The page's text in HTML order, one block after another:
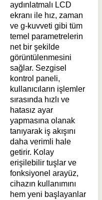
aydınlatmalı LCD
ekranı ile hız, zaman
ve g-kuvveti gibi tüm
temel parametrelerin
net bir şekilde
görüntülenmesini
sağlar. Sezgisel
kontrol paneli,
kullanıcıların işlemler
sırasında hızlı ve
hatasız ayar
yapmasına olanak
tanıyarak iş akışını
daha verimli hale
getirir. Kolay
erişilebilir tuşlar ve
fonksiyonel arayüz,
cihazın kullanımını
hem yeni başlayanlar